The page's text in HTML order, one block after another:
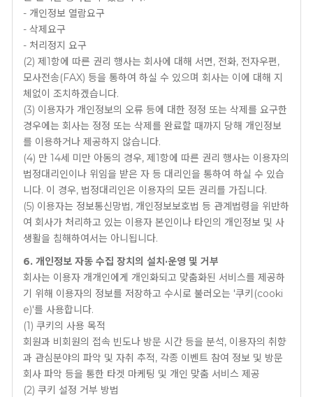
- 개인정보 열람요구
- 삭제요구
- 처리정지 요구
(2) 제1항에 따른 권리 행사는 회사에 대해 서면, 전화, 전자우편,
모사전송(FAX) 등을 통하여 하실 수 있으며 회사는 이에 대해 지
체없이 조치하겠습니다.
(3) 이용자가 개인정보의 오류 등에 대한 정정 또는 삭제를 요구한
경우에는 회사는 정정 또는 삭제를 완료할 때까지 당해 개인정보
를 이용하거나 제공하지 않습니다.
(4) 만 14세 미만 아동의 경우, 제1항에 따른 권리 행사는 이용자의
법정대리인이나 위임을 받은 자 등 대리인을 통하여 하실 수 있습
니다. 이 경우, 법정대리인은 이용자의 모든 권리를 가집니다.
(5) 이용자는 정보통신망법, 개인정보보호법 등 관계법령을 위반하
여 회사가 처리하고 있는 이용자 본인이나 타인의 개인정보 및 사
생활을 침해하여서는 아니됩니다.
6. 개인정보 자동 수집 장치의 설치·운영 및 거부
회사는 이용자 개개인에게 개인화되고 맞춤화된 서비스를 제공하
기 위해 이용자의 정보를 저장하고 수시로 불러오는 '쿠키(cooki
e)'를 사용합니다.
(1) 쿠키의 사용 목적
회원과 비회원의 접속 빈도나 방문 시간 등을 분석, 이용자의 취향
과 관심분야의 파악 및 자취 추적, 각종 이벤트 참여 정보 및 방문
회사 파악 등을 통한 타겟 마케팅 및 개인 맞춤 서비스 제공
(2) 쿠키 설정 거부 방법